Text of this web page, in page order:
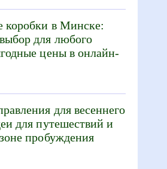
коробки в Минске:
для любого
цены в онлайн-
для весеннего
для путешествий и
пробуждения